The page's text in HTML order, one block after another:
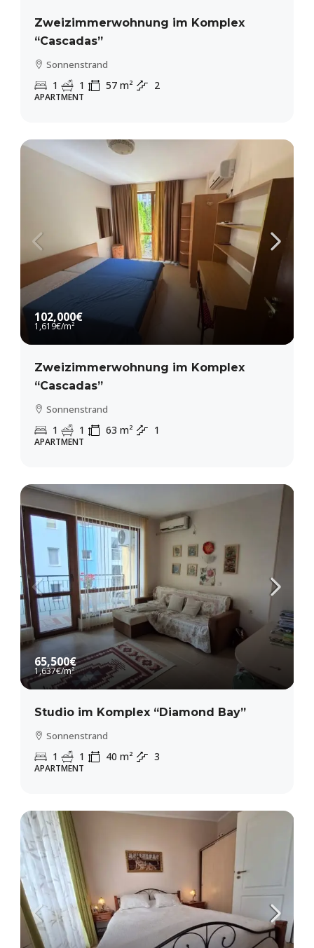
Zweizimmerwohnung im Komplex
“Cascadas”
Sonnenstrand
1 1 57 m² 2
APARTMENT
102,000€
1,619€/m²
Zweizimmerwohnung im Komplex
“Cascadas”
Sonnenstrand
1 1 63 m² 1
APARTMENT
65,500€
1,637€/m²
Studio im Komplex “Diamond Bay”
Sonnenstrand
1 1 40 m² 3
APARTMENT